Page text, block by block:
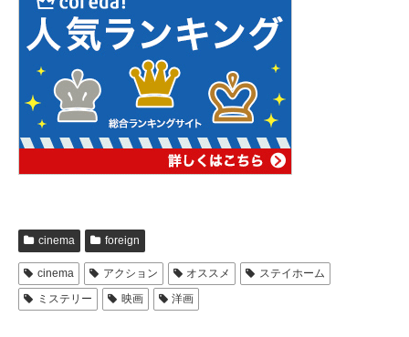
cinema foreign
cinema アクション オススメ
ステイホーム
ミステリー
映画 洋画